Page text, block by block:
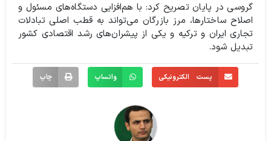
گروسی در پایان تصریح کرد: با هم‌افزایی دستگاه‌های مسئول و
اصلاح ساختارها، مرز بازرگان می‌تواند به قطب اصلی تبادلات
تجاری ایران و ترکیه و یکی از پیشران‌های رشد اقتصادی کشور
تبدیل شود.
پست الکترونیکی واتساپ چاپ